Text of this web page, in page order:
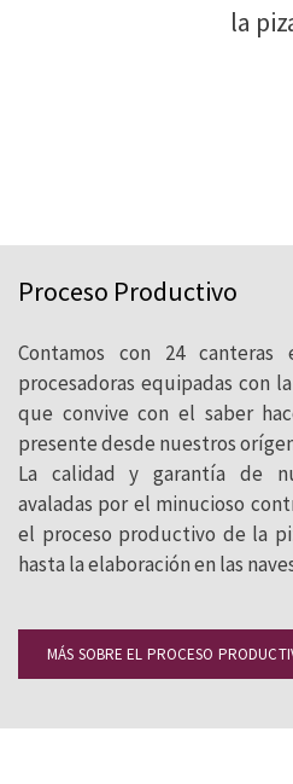
la
Proceso Productivo
Contamos con 24
procesadoras equipadas con
que convive con el saber
presente desde nuestros
La calidad y garantía de
avaladas por el minucioso
el proceso productivo de la
hasta la elaboración en las
MÁS SOBRE EL PROCESO